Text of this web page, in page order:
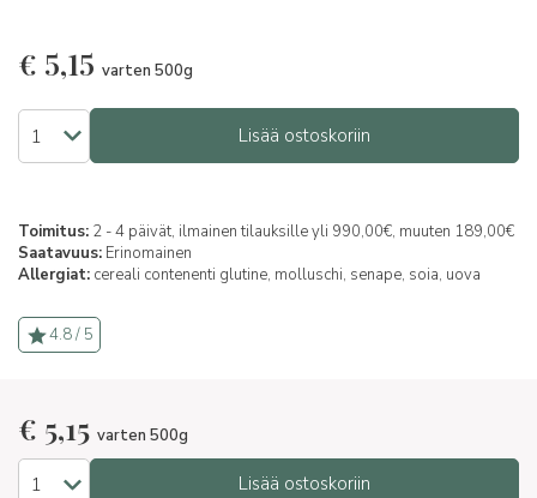
€ 5,15 varten 500g
Lisää ostoskoriin
Toimitus: 2 - 4 päivät, ilmainen tilauksille yli 990,00€, muuten 189,00€
Saatavuus: Erinomainen
Allergiat: cereali contenenti glutine, molluschi, senape, soia, uova
4.8 / 5
€ 5,15 varten 500g
Lisää ostoskoriin